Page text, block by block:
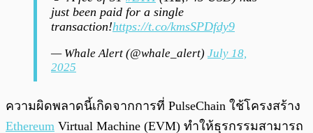
just been paid for a single
transaction!https://t.co/kmsSPDfdy9
— Whale Alert (@whale_alert) July 18,
2025
ความผิดพลาดนี้เกิดจากการที่ PulseChain ใช้โครงสร้าง
Ethereum Virtual Machine (EVM) ทำให้ธุรกรรมสามารถ